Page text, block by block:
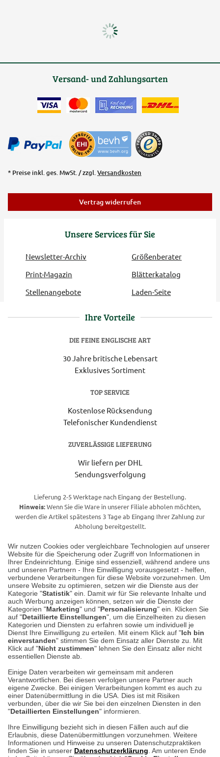
Wir nutzen Cookies oder vergleichbare Technologien auf unserer
Website für die Speicherung oder Zugriff von Informationen in
Ihrer Endeinrichtung. Einige sind essenziell, während andere uns
und unseren Partnern - Ihre Einwilligung vorausgesetzt - helfen,
verbundene Verarbeitungen für diese Website vorzunehmen. Um
unsere Website zu optimieren, setzen wir die Dienste aus der
Kategorie "Statistik" ein. Damit wir für Sie relevante Inhalte und
auch Werbung anzeigen können, setzen wir die Dienste der
Kategorien "Marketing" und "Personalisierung" ein. Klicken Sie
auf "Detaillierte Einstellungen", um die Einzelheiten zu diesen
Kategorien und Diensten zu erfahren sowie um individuell je
Dienst Ihre Einwilligung zu erteilen. Mit einem Klick auf "Ich bin
einverstanden" stimmen Sie dem Einsatz aller Dienste zu. Mit
Klick auf "Nicht zustimmen" lehnen Sie den Einsatz aller nicht
essentiellen Dienste ab.
Einige Daten verarbeiten wir gemeinsam mit anderen
Verantwortlichen. Bei diesen verfolgen unsere Partner auch
eigene Zwecke. Bei einigen Verarbeitungen kommt es auch zu
einer Datenübermittlung in die USA. Dies ist mit Risiken
verbunden, über die wir Sie bei den einzelnen Diensten in den
"Detaillierten Einstellungen" informieren.
Ihre Einwilligung bezieht sich in diesen Fällen auch auf die
Erlaubnis, diese Datenübermittlungen vorzunehmen. Weitere
Informationen und Hinweise zu unseren Datenschutzpraktiken
finden Sie in unserer Datenschutzerklärung . Am unteren Ende
Unsere Services für Sie
Newsletter-Archiv
Größenberater
Print-Magazin
Blätterkatalog
Stellenangebote
Laden-Seite
Versand- und Zahlungsarten
* Preise inkl. ges. MwSt. / zzgl.Versandkosten
Vertrag widerrufen
Ihre Vorteile
DIE FEINE ENGLISCHE ART
30 Jahre britische Lebensart
Exklusives Sortiment
TOP SERVICE
Kostenlose Rücksendung
Telefonischer Kundendienst
ZUVERLÄSSIGE LIEFERUNG
Wir liefern per DHL
Sendungsverfolgung
Lieferung 2-5 Werktage nach Eingang der Bestellung.
Hinweis:Wenn Sie die Ware in unserer Filiale abholen möchten,
werden die Artikel spätestens 3 Tage ab Eingang Ihrer Zahlung zur
Abholung bereitgestellt.
Unser Geschäft in Meckenheim
Auf dem Steinbüchel 6
53340 Meckenheim
Montag bis Samstag 9:00 Uhr bis 18:00 Uhr
weitere Information
Hier finden Sie uns im Netz
Kontakt
Umwelt und Entsorgung
Zur Echtheit von Bewertungen
Hinweisgeber-Schutzgesetz
Cookie-Einstellungen in Ihrem Browser
ACHTUNG!
Ihr Browser speichert aktuell keine Cookies!